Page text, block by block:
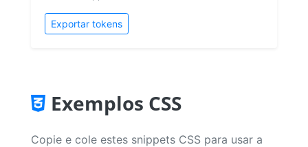
Exportar tokens
Exemplos CSS
Copie e cole estes snippets CSS para usar a